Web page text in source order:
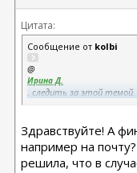
Цитата:
Сообщение от kolbi
@
Ирина Д.
, следить за этой
Здравствуйте! А
например на
решила, что в